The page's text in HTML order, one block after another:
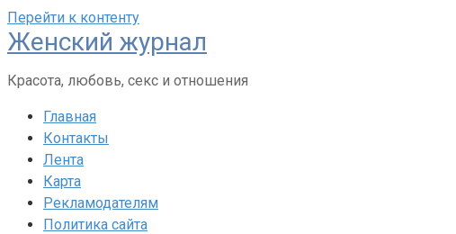
Перейти к контенту
Женский журнал
Красота, любовь, секс и отношения
Главная
Контакты
Лента
Карта
Рекламодателям
Политика сайта